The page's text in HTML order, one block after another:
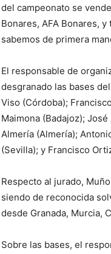
del campeonato se
Bonares, AFA Bonares,
sabemos de primera
El responsable de
desgranado las bases
Viso (Córdoba);
Maimona (Badajoz);
Almería (Almería);
(Sevilla); y Francisco
Respecto al jurado,
siendo de reconocida
desde Granada, Murcia,
Sobre las bases, el